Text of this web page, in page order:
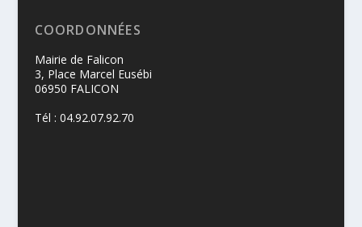
COORDONNÉES
Mairie de Falicon
3, Place Marcel Eusébi
06950 FALICON
Tél : 04.92.07.92.70